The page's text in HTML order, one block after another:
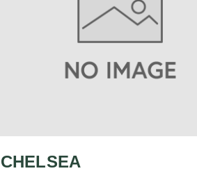
CHELSEA